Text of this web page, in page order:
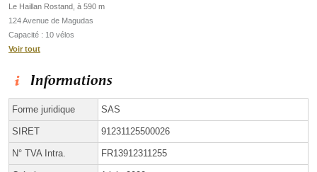
Le Haillan Rostand, à 590 m
124 Avenue de Magudas
Capacité : 10 vélos
Voir tout
Informations
Forme juridique SAS
SIRET 91231125500026
N° TVA Intra. FR13912311255